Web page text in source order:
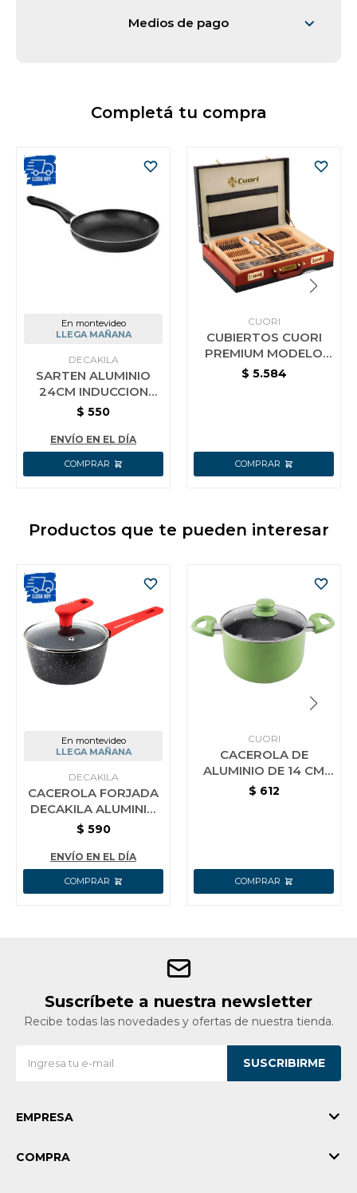
Medios de pago
Completá tu compra
En montevideo
LLEGA MAÑANA
DECAKILA
SARTEN ALUMINIO
24CM INDUCCION
DECAKILA KMEP010B
$ 550
ENVÍO EN EL DÍA
CUORI
CUBIERTOS CUORI
PREMIUM MODELO
VITTORIA 72P-
$ 5.584
Productos que te pueden interesar
En montevideo
LLEGA MAÑANA
DECAKILA
CACEROLA FORJADA
DECAKILA ALUMINIO
16 CM
$ 590
ENVÍO EN EL DÍA
CUORI
CACEROLA DE
ALUMINIO DE 14 CM
CON INTERIOR
$ 612
Suscríbete a nuestra newsletter
Recibe todas las novedades y ofertas de nuestra tienda.
SUSCRIBIRME
EMPRESA
COMPRA